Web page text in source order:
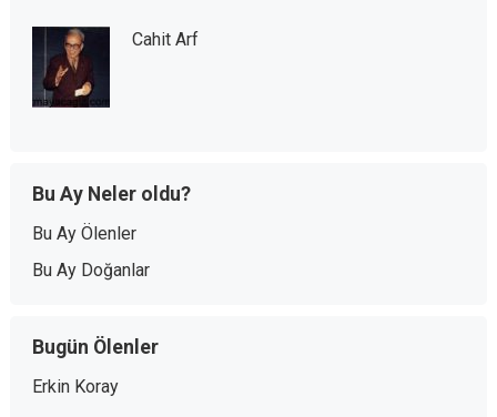
Cahit Arf
Bu Ay Neler oldu?
Bu Ay Ölenler
Bu Ay Doğanlar
Bugün Ölenler
Erkin Koray